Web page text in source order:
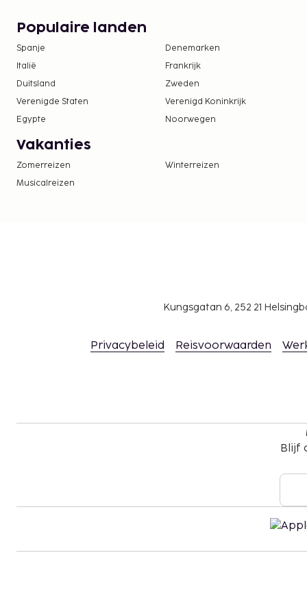
genieten van een gratis ontbijtbuffet.
In deze accommodatie zijn huisdieren en
Populaire landen
Spanje Denemarken
Italië
Frankrijk
Duitsland
Zweden
Verenigde Staten
Verenigd Koninkrijk
Egypte
Noorwegen
Vakanties
Zomerreizen Winterreizen
Musicalreizen
Kungsgatan 6, 252 21
Privacybeleid Reisvoorwaarden
Blijf